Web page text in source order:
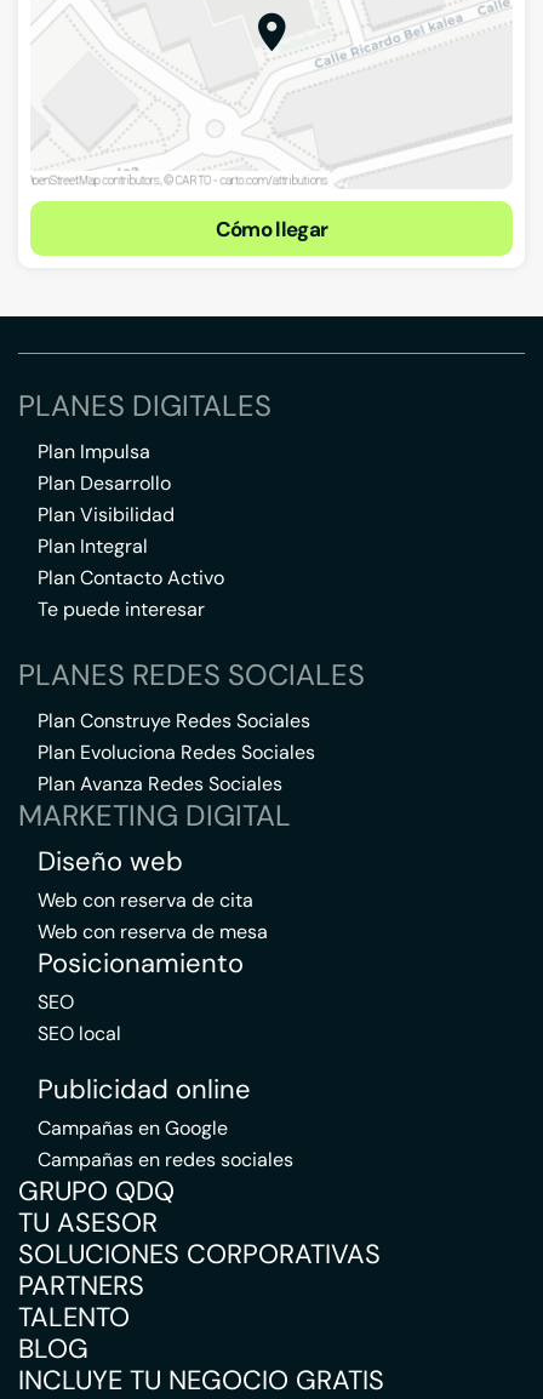
Cómo llegar
PLANES DIGITALES
Plan Impulsa
Plan Desarrollo
Plan Visibilidad
Plan Integral
Plan Contacto Activo
Te puede interesar
PLANES REDES SOCIALES
Plan Construye Redes Sociales
Plan Evoluciona Redes Sociales
Plan Avanza Redes Sociales
MARKETING DIGITAL
Diseño web
Web con reserva de cita
Web con reserva de mesa
Posicionamiento
SEO
SEO local
Publicidad online
Campañas en Google
Campañas en redes sociales
GRUPO QDQ
TU ASESOR
SOLUCIONES CORPORATIVAS
PARTNERS
TALENTO
BLOG
INCLUYE TU NEGOCIO GRATIS